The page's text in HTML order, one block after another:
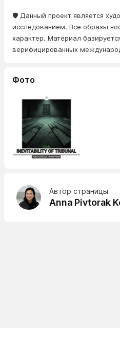
🛡️ Данный проект является
исследованием. Все образы
характер. Материал
верифицированных
Фото
Автор страницы
Anna Pivtorak